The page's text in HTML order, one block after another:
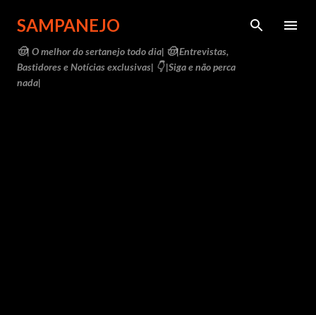
Pular para o conteúdo principal
SAMPANEJO
🤠| O melhor do sertanejo todo dia| 🤠|Entrevistas,
Bastidores e Notícias exclusivas| 👇 |Siga e não perca
nada|